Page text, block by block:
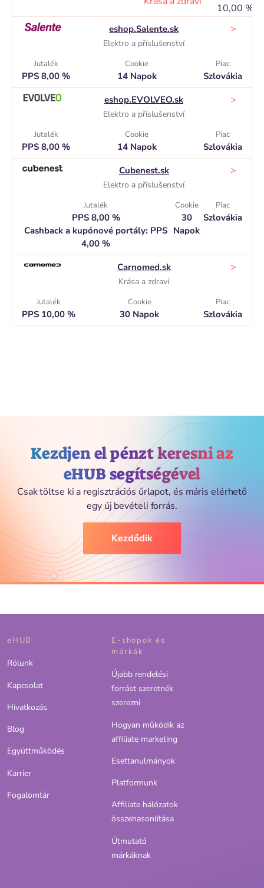
10,00 %
eshop.Salente.sk
Elektro a příslušenství
>
Jutalék
PPS 8,00 %
Cookie
14 Napok
Piac
Szlovákia
eshop.EVOLVEO.sk
Elektro a příslušenství
>
Jutalék
PPS 8,00 %
Cookie
14 Napok
Piac
Szlovákia
Cubenest.sk
Elektro a příslušenství
>
Jutalék
PPS 8,00 %
Cashback a kupónové portály: PPS
4,00 %
Cookie
30
Napok
Piac
Szlovákia
Carnomed.sk
Krása a zdraví
>
Jutalék
PPS 10,00 %
Cookie
30 Napok
Piac
Szlovákia
Kezdjen el pénzt keresni az
eHUB segítségével
Csak töltse ki a regisztrációs űrlapot, és máris elérhető
egy új bevételi forrás.
Kezdődik
eHUB
Rólunk
Kapcsolat
Hivatkozás
Blog
Együttműködés
Karrier
Fogalomtár
E-shopok és
márkák
Újabb rendelési
forrást szeretnék
szerezni
Hogyan működik az
affiliate marketing
Esettanulmányok
Platformunk
Affiliate hálózatok
összehasonlítása
Útmutató
márkáknak